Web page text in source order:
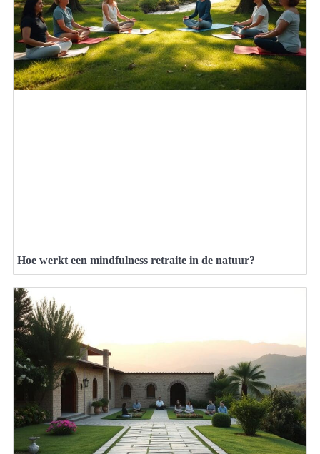
Hoe werkt een mindfulness retraite in de natuur?